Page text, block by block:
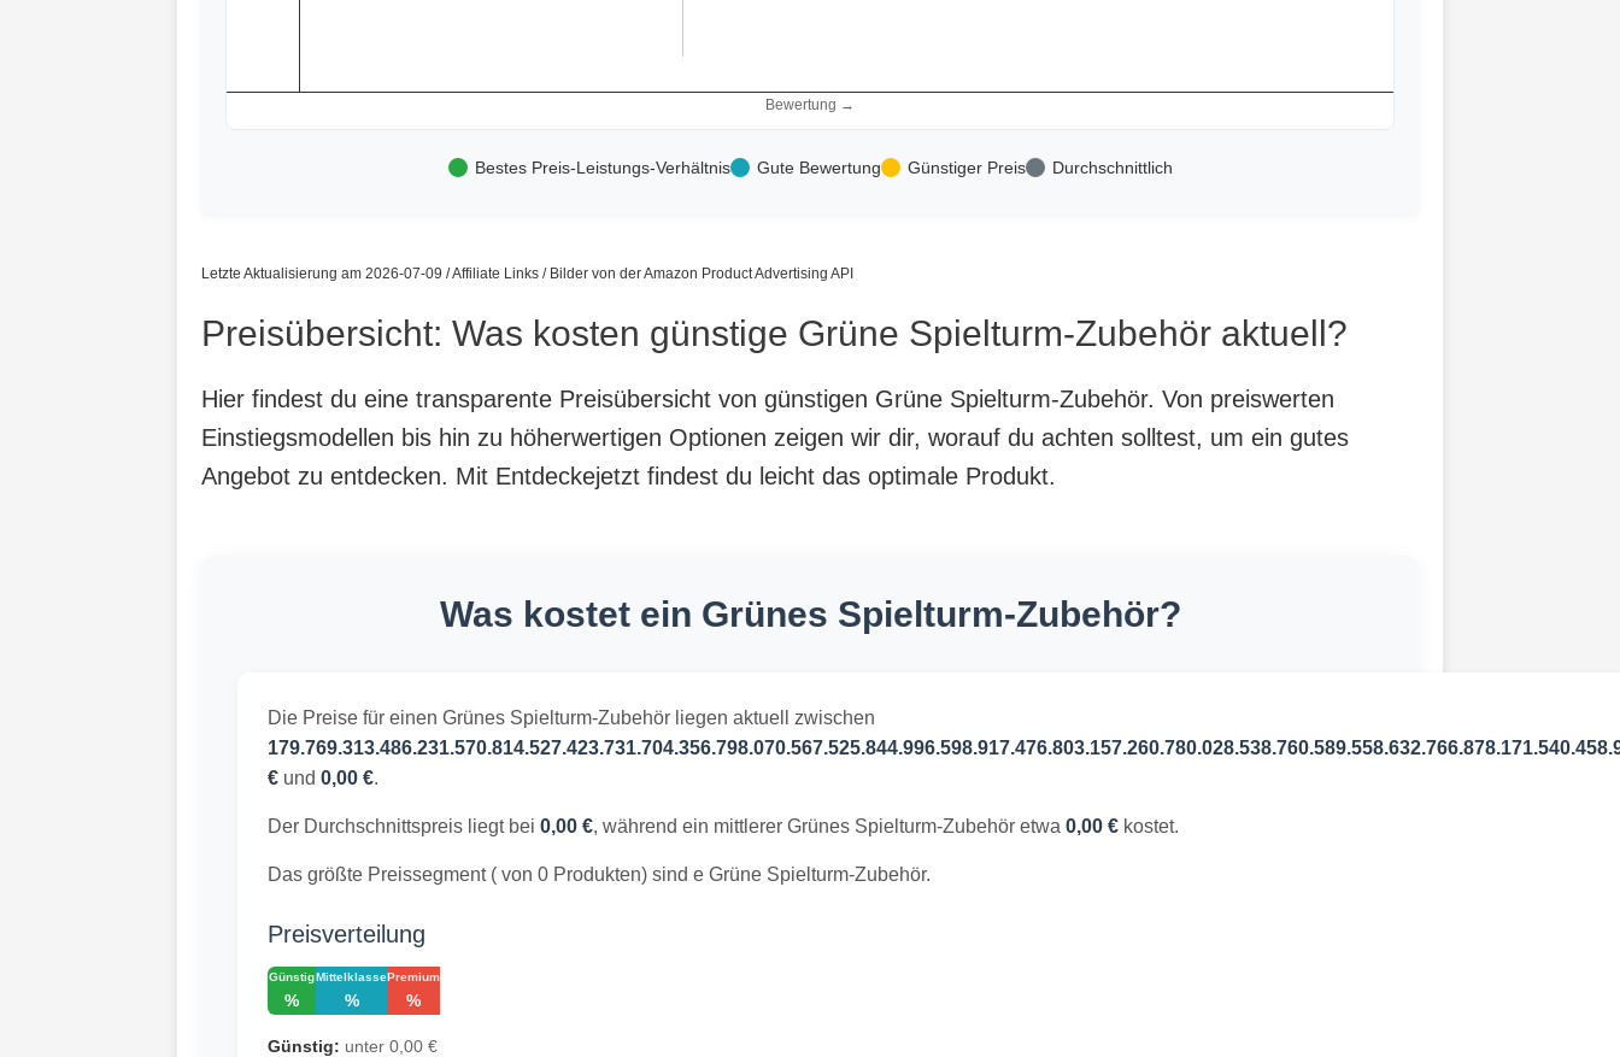
Bewertung →
Bestes Preis-Leistungs-Verhältnis Gute Bewertung Günstiger Preis Durchschnittlich
Letzte Aktualisierung am 2026-07-09 / Affiliate Links / Bilder von der Amazon Product Advertising API
Preisübersicht: Was kosten günstige Grüne Spielturm-Zubehör aktuell?
Hier findest du eine transparente Preisübersicht von günstigen Grüne Spielturm-Zubehör. Von preiswerten
Einstiegsmodellen bis hin zu höherwertigen Optionen zeigen wir dir, worauf du achten solltest, um ein gutes
Angebot zu entdecken. Mit Entdeckejetzt findest du leicht das optimale Produkt.
Was kostet ein Grünes Spielturm-Zubehör?
Die Preise für einen Grünes Spielturm-Zubehör liegen aktuell zwischen
€ und 0,00 €.
Der Durchschnittspreis liegt bei 0,00 €, während ein mittlerer Grünes Spielturm-Zubehör etwa 0,00 € kostet.
Das größte Preissegment ( von 0 Produkten) sind e Grüne Spielturm-Zubehör.
Preisverteilung
Günstig
%
Mittelklasse
%
Premium
%
Günstig: unter 0,00 €